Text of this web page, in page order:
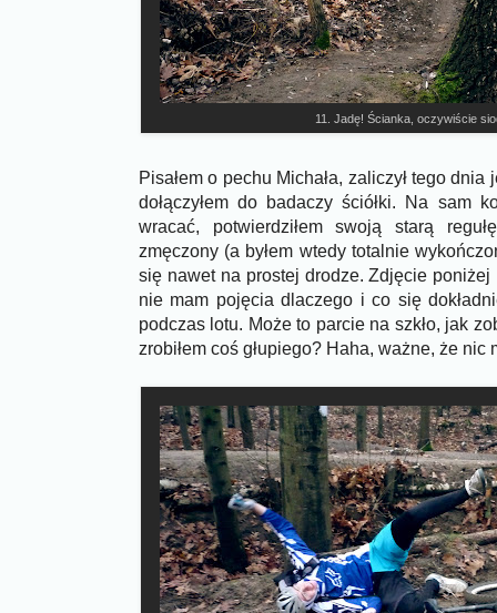
11. Jadę! Ścianka, oczywiście
Pisałem o pechu Michała, zaliczył tego
dołączyłem do badaczy ściółki. Na sam
wracać, potwierdziłem swoją starą
zmęczony (a byłem wtedy totalnie
się nawet na prostej drodze. Zdjęcie poniżej
nie mam pojęcia dlaczego i co się
podczas lotu. Może to parcie na szkło, jak
zrobiłem coś głupiego? Haha, ważne, że nic